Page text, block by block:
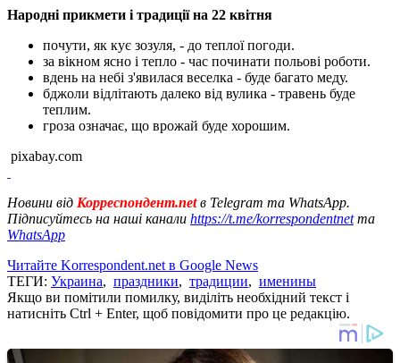
Народні прикмети і традиції на 22 квітня
почути, як кує зозуля, - до теплої погоди.
за вікном ясно і тепло - час починати польові роботи.
вдень на небі з'явилася веселка - буде багато меду.
бджоли відлітають далеко від вулика - травень буде
теплим.
гроза означає, що врожай буде хорошим.
pixabay.com
Новини від Корреспондент.netв Telegram та WhatsApp.
Підписуйтесь на наші канали https://t.me/korrespondentnetта
WhatsApp
Читайте Korrespondent.net в Google News
ТЕГИ: Украина, праздники, традиции, именины
Якщо ви помітили помилку, виділіть необхідний текст і
натисніть Ctrl + Enter, щоб повідомити про це редакцію.